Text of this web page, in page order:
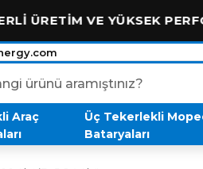
VE YÜKSEK
Araç
Üç Tekerlekli
Bataryaları